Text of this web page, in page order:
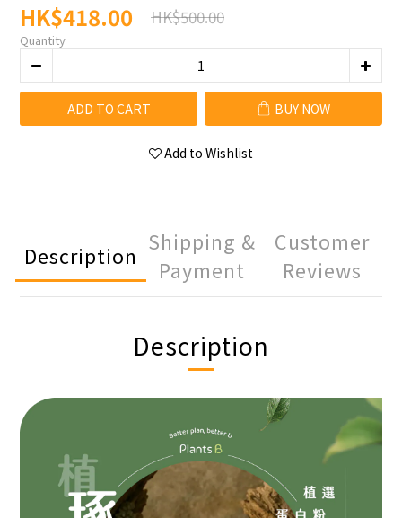
HK$418.00 HK$500.00
Quantity
ADD TO CART BUY NOW
Add to Wishlist
Description
Shipping &
Payment
Customer
Reviews
Description